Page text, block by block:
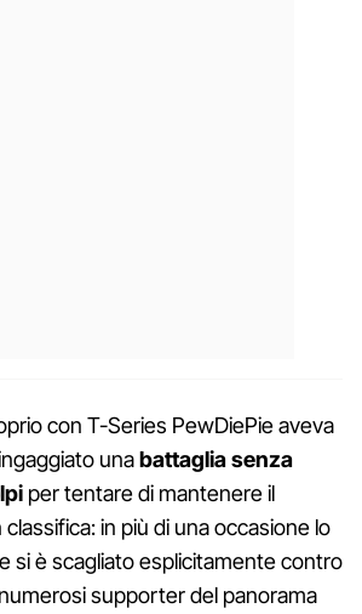
con T-Series PewDiePie aveva
unabattaglia senza
per tentare di mantenere il
in più di una occasione lo
si è scagliato esplicitamente contro
supporter del panorama